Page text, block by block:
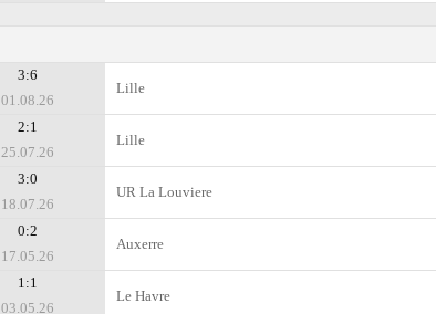
3:6
01.08.26
Lille
2:1
25.07.26
Lille
3:0
18.07.26
UR La Louviere
0:2
17.05.26
Auxerre
1:1
03.05.26
Le Havre